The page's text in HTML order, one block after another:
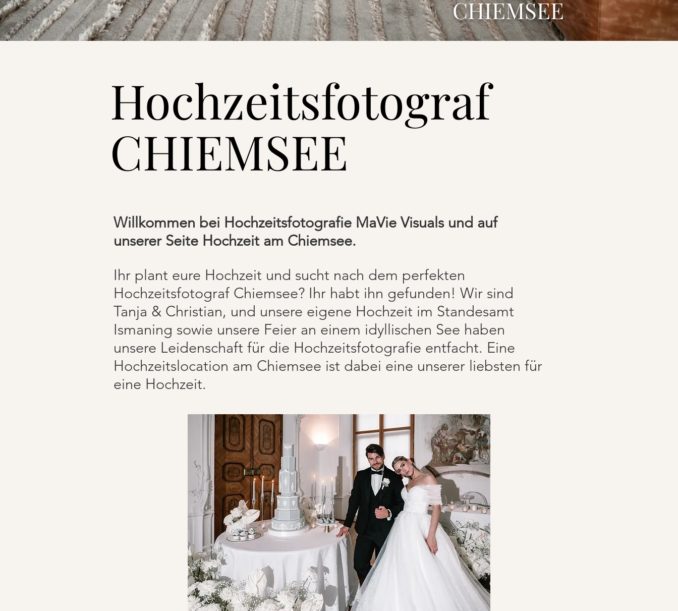
CHIEMSEE
Hochzeitsfotograf
CHIEMSEE
Willkommen bei Hochzeitsfotografie MaVie Visuals und auf
unserer Seite Hochzeit am Chiemsee.
Ihr plant eure Hochzeit und sucht nach dem perfekten
Hochzeitsfotograf Chiemsee? Ihr habt ihn gefunden! Wir sind
Tanja & Christian, und unsere eigene Hochzeit im Standesamt
Ismaning sowie unsere Feier an einem idyllischen See haben
unsere Leidenschaft für die Hochzeitsfotografie entfacht. Eine
Hochzeitslocation am Chiemsee ist dabei eine unserer liebsten für
eine Hochzeit.